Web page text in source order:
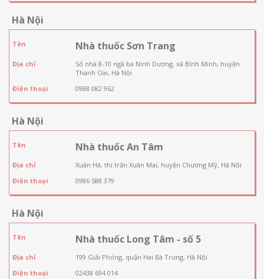
Hà Nội
Tên Nhà thuốc Sơn Trang
Địa chỉ
Số nhà 8-10 ngã ba Ninh Dương, xã Bình Minh, huyện
Thanh Oai, Hà Nội
Điện thoại
0988 082 962
Hà Nội
Tên Nhà thuốc An Tâm
Địa chỉ
Xuân Hà, thị trấn Xuân Mai, huyện Chương Mỹ, Hà Nội
Điện thoại
0986 588 379
Hà Nội
Tên Nhà thuốc Long Tâm - số 5
Địa chỉ
199 Giải Phóng, quận Hai Bà Trưng, Hà Nội
Điện thoại
02438 694 014